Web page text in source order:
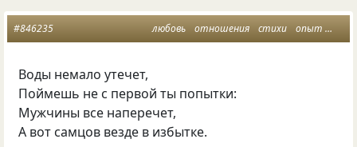
любовь отношения стихи опыт
#846235
Воды немало утечет,
Поймешь не с первой ты попытки:
Мужчины все наперечет,
А вот самцов везде в избытке.